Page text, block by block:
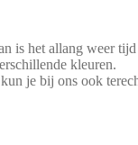
is het allang weer
kleuren.
je bij ons ook